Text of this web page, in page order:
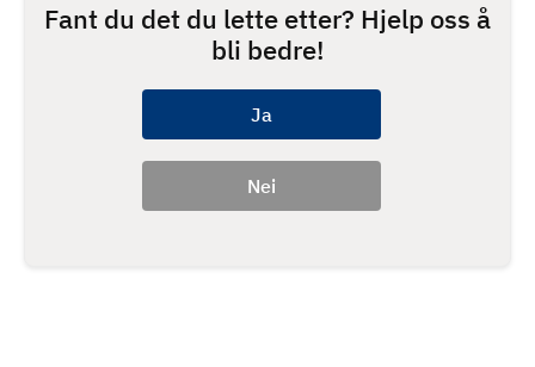
Fant du det du lette etter? Hjelp oss å
bli bedre!